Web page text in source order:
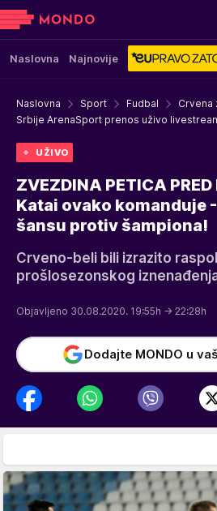
Naslovna Najnovije
Naslovna Sport Fudbal
Crvena
Srbije ArenaSport prenos uživo
UŽIVO
ZVEZDINA PETICA
Katai ovako komanduje
šansu protiv šampiona!
Crveno-beli bili izrazito
prošlosezonskog
Objavljeno 30.08.2020. 19:55h → 22:28h
Dodajte MONDO u